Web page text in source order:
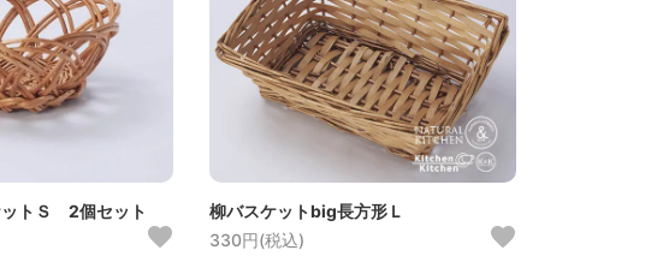
ットＳ 2個セット
柳バスケットbig長方形Ｌ
330円(税込)